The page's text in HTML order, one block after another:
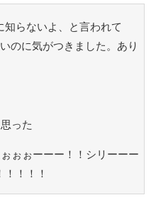
らないよ、と言われて
のに気がつきました。あり
った
ぉぉーーー！！シリーーー
！！！